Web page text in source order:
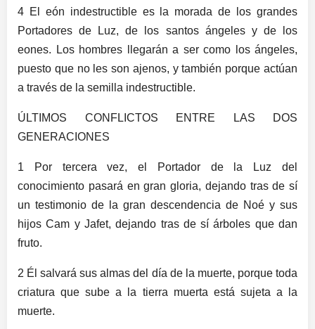
4 El eón indestructible es la morada de los grandes
Portadores de Luz, de los santos ángeles y de los
eones. Los hombres llegarán a ser como los ángeles,
puesto que no les son ajenos, y también porque actúan
a través de la semilla indestructible.
ÚLTIMOS CONFLICTOS ENTRE LAS DOS
GENERACIONES
1 Por tercera vez, el Portador de la Luz del
conocimiento pasará en gran gloria, dejando tras de sí
un testimonio de la gran descendencia de Noé y sus
hijos Cam y Jafet, dejando tras de sí árboles que dan
fruto.
2 Él salvará sus almas del día de la muerte, porque toda
criatura que sube a la tierra muerta está sujeta a la
muerte.